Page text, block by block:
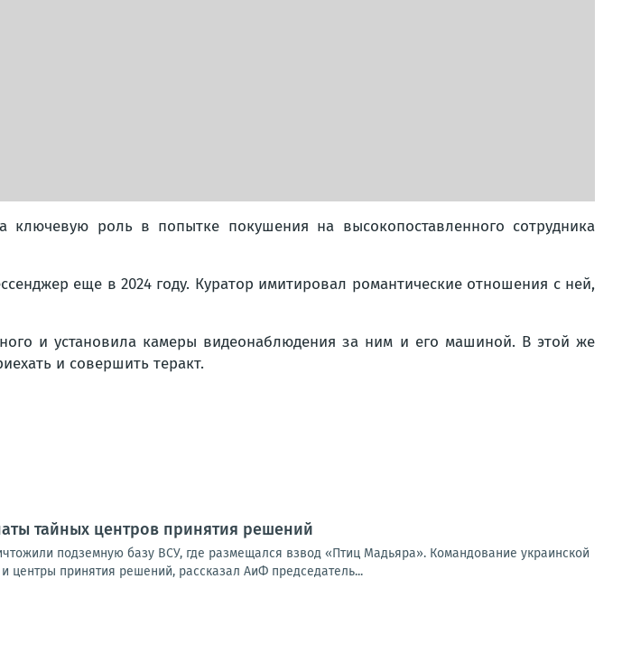
роль в попытке покушения на высокопоставленного сотрудника
еще в 2024 году. Куратор имитировал романтические отношения с ней,
и установила камеры видеонаблюдения за ним и его машиной. В этой же
и совершить теракт.
тайных центров принятия решений
подземную базу ВСУ, где размещался взвод «Птиц Мадьяра». Командование украинской
центры принятия решений, рассказал АиФ председатель...